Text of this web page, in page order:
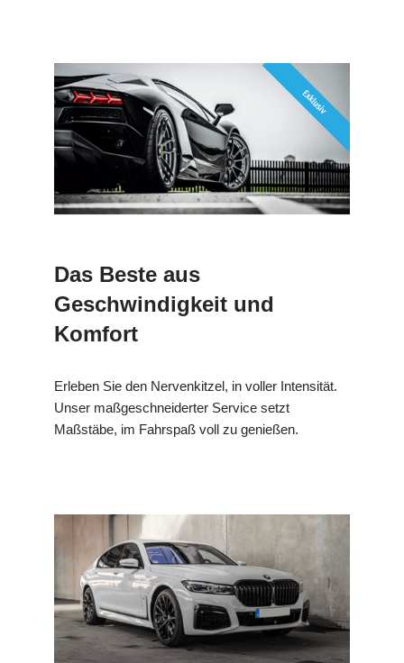
Das Beste aus
Geschwindigkeit und
Komfort
Erleben Sie den Nervenkitzel, in voller Intensität.
Unser maßgeschneiderter Service setzt
Maßstäbe, im Fahrspaß voll zu genießen.